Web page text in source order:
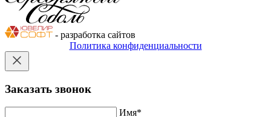
- разработка сайтов
Политика конфиденциальности
Заказать звонок
Имя*